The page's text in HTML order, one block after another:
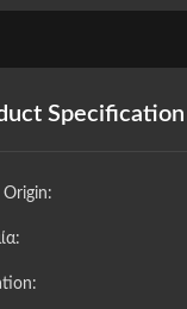
Specification
Origin: